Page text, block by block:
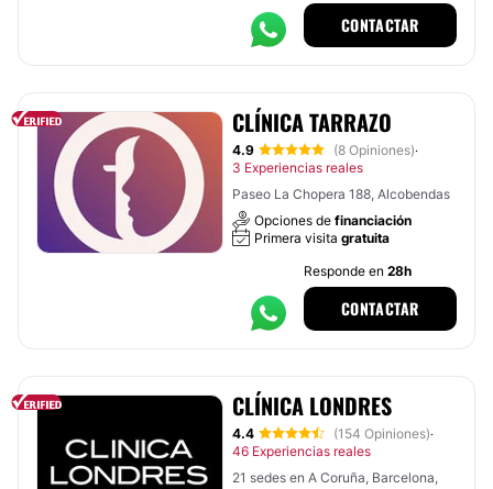
CONTACTAR
CLÍNICA TARRAZO
4.9 (8 Opiniones)·
3 Experiencias reales
Paseo La Chopera 188, Alcobendas
Opciones de financiación
Primera visita gratuita
Responde en 28h
CONTACTAR
CLÍNICA LONDRES
4.4 (154 Opiniones)·
46 Experiencias reales
21 sedes en A Coruña, Barcelona,